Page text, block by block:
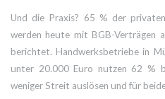
Und die Praxis? 65 % der
werden heute mit BGB-Verträgen
berichtet. Handwerksbetriebe in
unter 20.000 Euro nutzen 62 %
weniger Streit auslösen und für